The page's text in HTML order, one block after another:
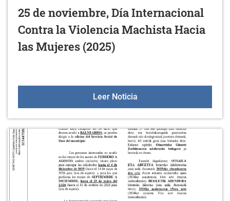
25 de noviembre, Día Internacional
Contra la Violencia Machista Hacia
las Mujeres (2025)
Leer Noticia25 de noviembre, Día